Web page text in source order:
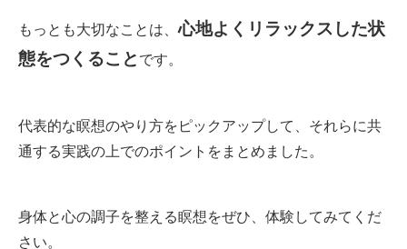
もっとも大切なことは、心地よくリラックスした状
態をつくること です。
代表的な瞑想のやり方をピックアップして、それらに共
通する実践の上でのポイントをまとめました。
身体と心の調子を整える瞑想をぜひ、体験してみてくだ
さい。